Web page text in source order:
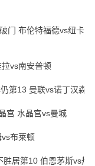
门 布伦特福德vs纽卡斯
vs南安普顿
第13 曼联vs诺丁汉森林
宫 水晶宫vs曼城
布莱顿
居第10 伯恩茅斯vs热